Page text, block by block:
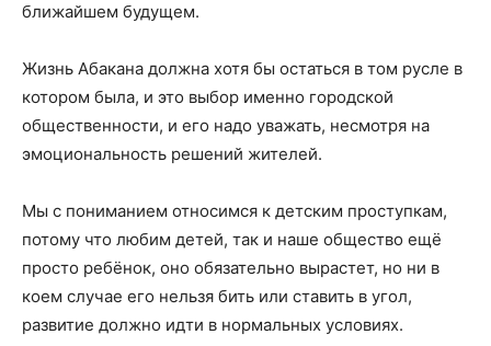
ближайшем будущем.
Жизнь Абакана должна хотя бы остаться в том русле в
котором была, и это выбор именно городской
общественности, и его надо уважать, несмотря на
эмоциональность решений жителей.
Мы с пониманием относимся к детским проступкам,
потому что любим детей, так и наше общество ещё
просто ребёнок, оно обязательно вырастет, но ни в
коем случае его нельзя бить или ставить в угол,
развитие должно идти в нормальных условиях.